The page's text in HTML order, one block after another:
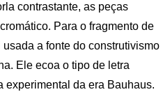
contrastante, as peças
Para o fragmento de
usada a fonte do construtivismo
Ele ecoa o tipo de letra
experimental da era Bauhaus.